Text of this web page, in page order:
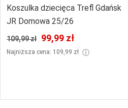
Koszulka dziecięca Trefl Gdańsk
JR Domowa 25/26
109,99 zł 99,99 zł
Najniższa cena: 109,99 zł ⓘ